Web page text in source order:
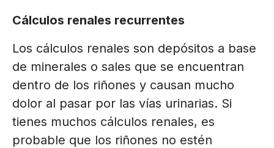
Cálculos renales recurrentes
Los cálculos renales son depósitos a base
de minerales o sales que se encuentran
dentro de los riñones y causan mucho
dolor al pasar por las vías urinarias. Si
tienes muchos cálculos renales, es
probable que los riñones no estén